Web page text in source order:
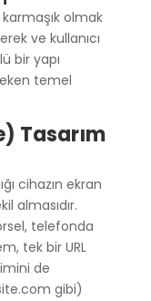
olmak
ve kullanıcı
bir yapı
temel
Tasarım
cihazın ekran
almasıdır.
telefonda
tek bir URL
de
gibi)